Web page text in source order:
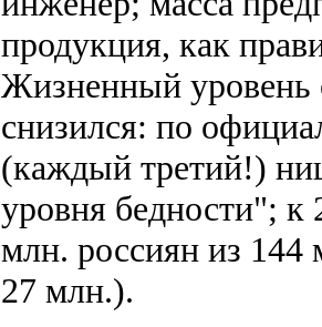
продукция, как
Жизненный уровень
снизился: по
(каждый третий!)
уровня бедности"; к
млн. россиян из 144
27 млн.).